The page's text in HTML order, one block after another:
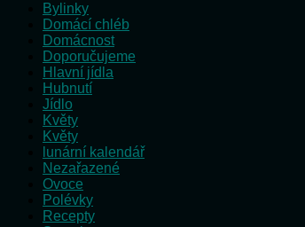
Bylinky
Domácí chléb
Domácnost
Doporučujeme
Hlavní jídla
Hubnutí
Jídlo
Květy
Květy
lunární kalendář
Nezařazené
Ovoce
Polévky
Recepty